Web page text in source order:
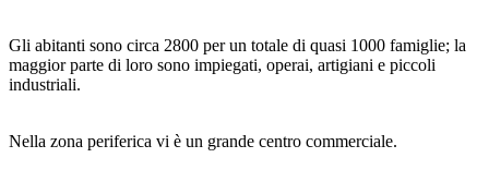
Gli abitanti sono circa 2800 per un totale di quasi 1000 famiglie; la
maggior parte di loro sono impiegati, operai, artigiani e piccoli
industriali.
Nella zona periferica vi è un grande centro commerciale.